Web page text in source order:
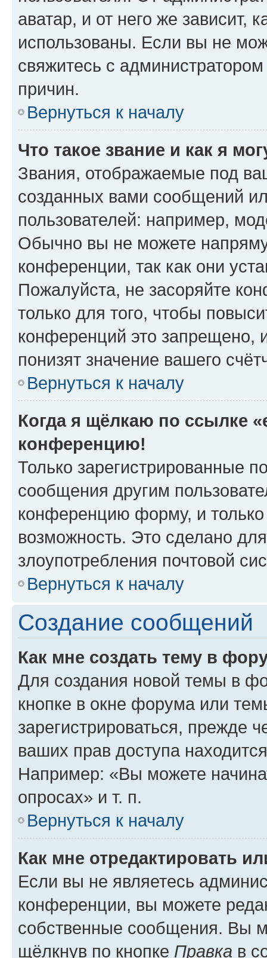
аватар, и от него же зависит,
использованы. Если вы не
свяжитесь с
причин.
Вернуться к началу
Что такое звание и как я
Звания, отображаемые под
созданных вами сообщений
пользователей: например,
Обычно вы не можете
конференции, так как они
Пожалуйста, не засоряйте
только для того, чтобы
конференций это запрещено,
понизят значение вашего
Вернуться к началу
Когда я щёлкаю по ссылке
конференцию!
Только зарегистрированные
сообщения другим
конференцию форму, и
возможность. Это сделано
злоупотребления почтовой
Вернуться к началу
Создание сообщений
Как мне создать тему в
Для создания новой темы в
кнопке в окне форума или
зарегистрироваться, прежде
ваших прав доступа
Например: «Вы можете
опросах» и т. п.
Вернуться к началу
Как мне отредактировать
Если вы не являетесь
конференции, вы можете
собственные сообщения. Вы
щёлкнув по кнопке Правка в